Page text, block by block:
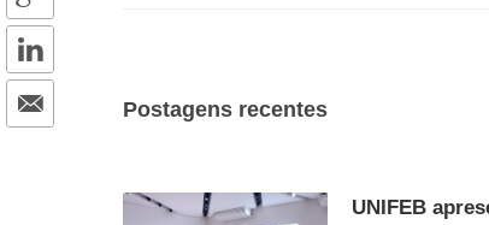
Postagens recentes
UNIFEB